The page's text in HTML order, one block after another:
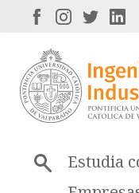
Estudia